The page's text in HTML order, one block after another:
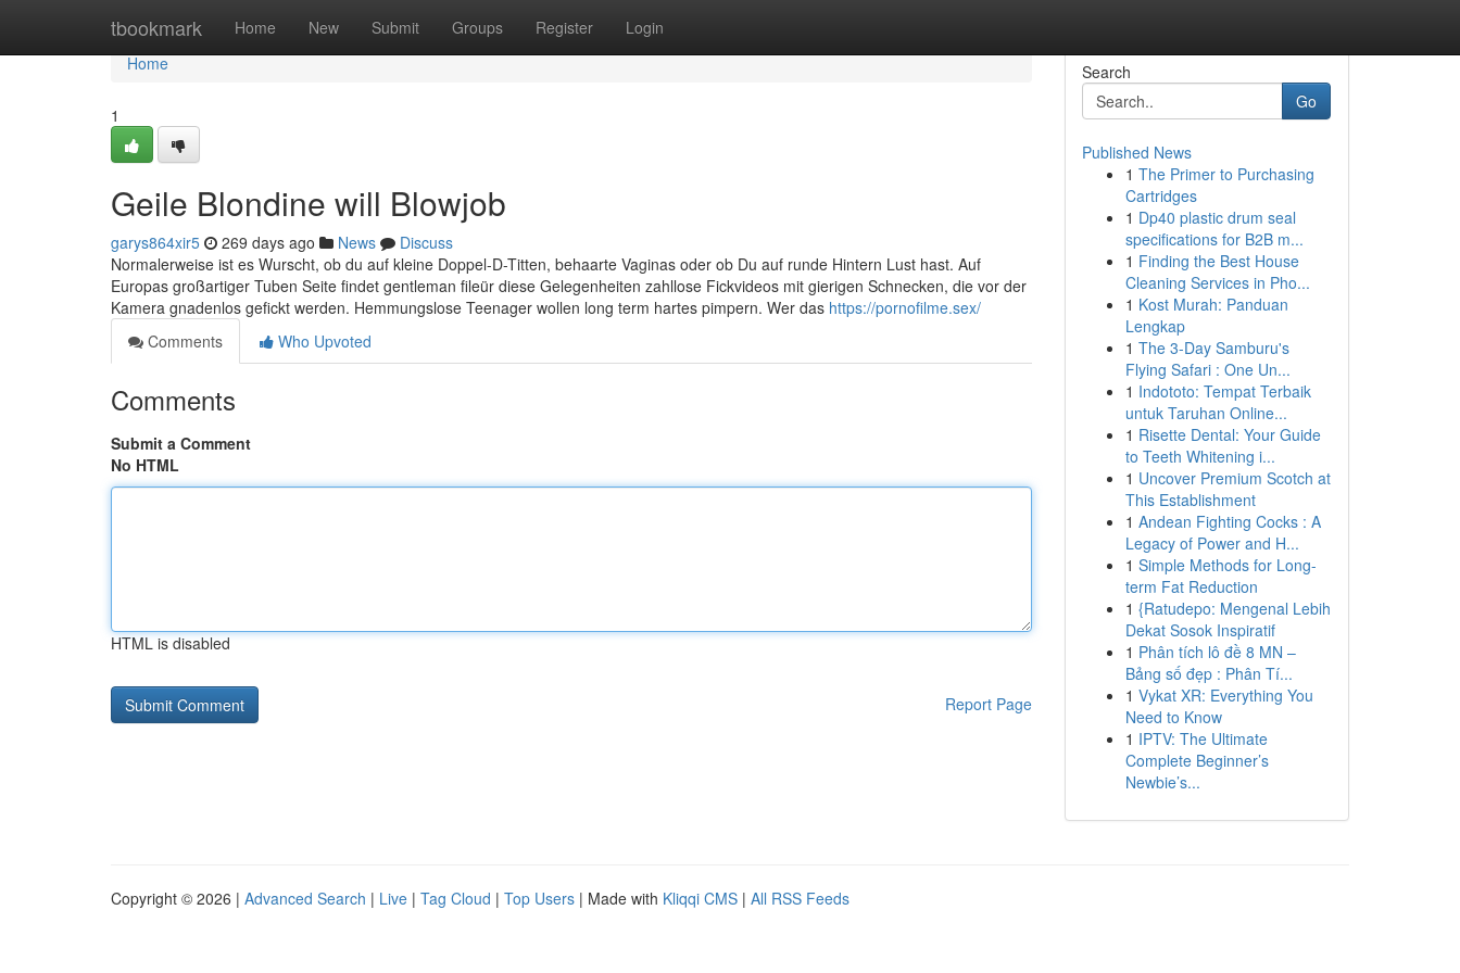
tbookmark Home New Submit Groups Register Login
Home
Home
1
Geile Blondine will Blowjob
garys864xir5 269 days ago News
Discuss
Normalerweise ist es Wurscht, ob du auf kleine Doppel-D-Titten, behaarte Vaginas oder ob Du auf runde Hintern Lust hast. Auf
Europas großartiger Tuben Seite findet gentleman fileür diese Gelegenheiten zahllose Fickvideos mit gierigen Schnecken, die vor der
Kamera gnadenlos gefickt werden. Hemmungslose Teenager wollen long term hartes pimpern. Wer das https://pornofilme.sex/
Comments
Who Upvoted
Comments
Submit a Comment
No HTML
HTML is disabled
Report Page
Search
Go
Published News
1 The Primer to Purchasing
Cartridges
1 Dp40 plastic drum seal
specifications for B2B m...
1 Finding the Best House
Cleaning Services in Pho...
1 Kost Murah: Panduan
Lengkap
1 The 3-Day Samburu's
Flying Safari : One Un...
1 Indototo: Tempat Terbaik
untuk Taruhan Online...
1 Risette Dental: Your Guide
to Teeth Whitening i...
1 Uncover Premium Scotch at
This Establishment
1 Andean Fighting Cocks : A
Legacy of Power and H...
1 Simple Methods for Long-
term Fat Reduction
1 {Ratudepo: Mengenal Lebih
Dekat Sosok Inspiratif
1 Phân tích lô đề 8 MN –
Bảng số đẹp : Phân Tí...
1 Vykat XR: Everything You
Need to Know
1 IPTV: The Ultimate
Complete Beginner’s
Newbie’s...
Copyright © 2026 | Advanced Search | Live | Tag Cloud | Top Users | Made with Kliqqi CMS | All RSS Feeds